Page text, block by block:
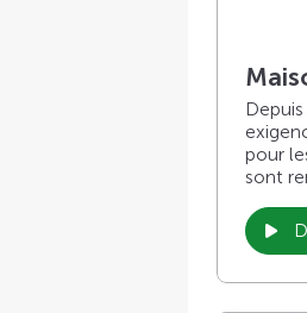
Depuis
pour
sont